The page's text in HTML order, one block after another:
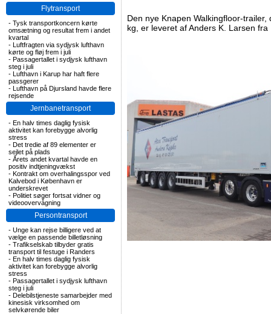
Flytransport
- Tysk transportkoncern kørte
omsætning og resultat frem i andet
kvartal
- Luftfragten via sydjysk lufthavn
kørte og fløj frem i juli
- Passagertallet i sydjysk lufthavn
steg i juli
- Lufthavn i Karup har haft flere
passgerer
- Lufthavn på Djursland havde flere
rejsende
Jernbanetransport
- En halv times daglig fysisk
aktivitet kan forebygge alvorlig
stress
- Det tredie af 89 elementer er
sejlet på plads
- Årets andet kvartal havde en
positiv indtjeningvækst
- Kontrakt om overhalingsspor ved
Kalvebod i København er
underskrevet
- Politiet søger fortsat vidner og
videoovervågning
Persontransport
- Unge kan rejse billigere ved at
vælge en passende billetløsning
- Trafikselskab tilbyder gratis
transport til festuge i Randers
- En halv times daglig fysisk
aktivitet kan forebygge alvorlig
stress
- Passagertallet i sydjysk lufthavn
steg i juli
- Delebilstjeneste samarbejder med
kinesisk virksomhed om
selvkørende biler
Den nye Knapen Walkingfloor-
kg, er leveret af Anders K. Larsen